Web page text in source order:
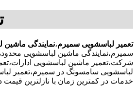
تعمیر لباسشویی سمیرم،نمایندگی
سمیرم،نمایندگی ماشین لباسشویی
شرکت،تعمیر ماشین لباسشویی
لباسشویی سامسونگ در سمیرم،تعمیر
خدمات در کمترین زمان با نازلترین